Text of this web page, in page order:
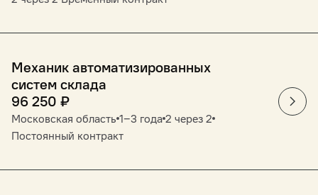
Механик автоматизированных
систем склада
96 250 ₽
Московская область 1‒3 года 2 через 2
Постоянный контракт